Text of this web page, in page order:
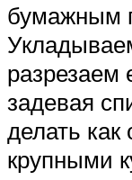
бумажным
разрезаем
задевая
делать
крупными